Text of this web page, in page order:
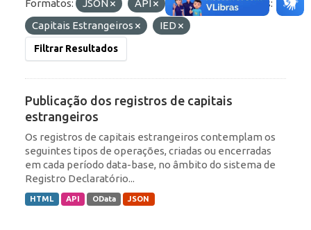
Formatos: JSON API HTML
Etiquetas:
Capitais Estrangeiros
IED
Filtrar Resultados
Publicação dos registros de capitais
estrangeiros
Os registros de capitais estrangeiros contemplam os
seguintes tipos de operações, criadas ou encerradas
em cada período data-base, no âmbito do sistema de
Registro Declaratório...
HTML API OData JSON